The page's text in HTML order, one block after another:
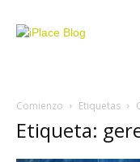
Comienzo Etiquetas
Etiqueta: